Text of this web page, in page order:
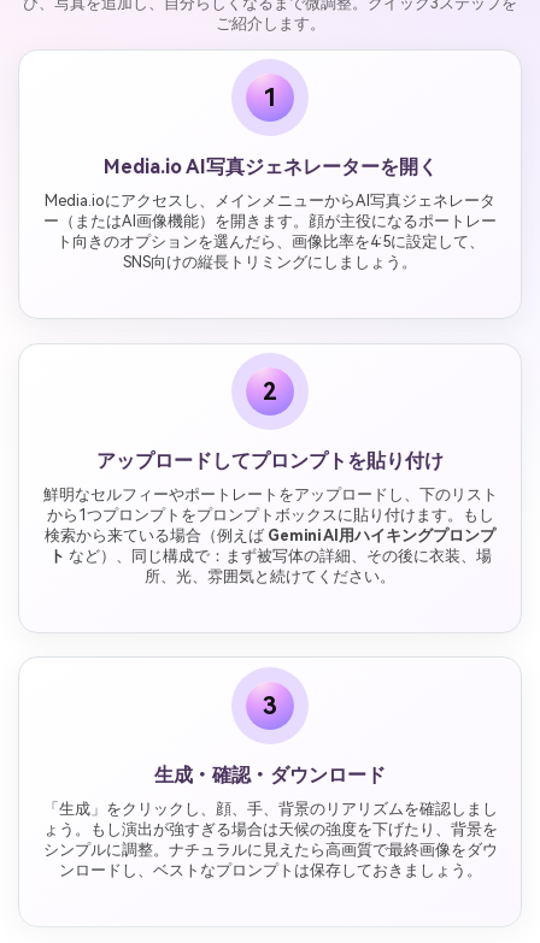
ご紹介します。
1
Media.io AI写真ジェネレーターを開く
Media.ioにアクセスし、メインメニューからAI写真ジェネレータ
ー（またはAI画像機能）を開きます。顔が主役になるポートレー
ト向きのオプションを選んだら、画像比率を4:5に設定して、
SNS向けの縦長トリミングにしましょう。
2
アップロードしてプロンプトを貼り付け
鮮明なセルフィーやポートレートをアップロードし、下のリスト
から1つプロンプトをプロンプトボックスに貼り付けます。もし
検索から来ている場合（例えば Gemini AI用ハイキングプロンプ
ト など）、同じ構成で：まず被写体の詳細、その後に衣装、場
所、光、雰囲気と続けてください。
3
生成・確認・ダウンロード
「生成」をクリックし、顔、手、背景のリアリズムを確認しまし
ょう。もし演出が強すぎる場合は天候の強度を下げたり、背景を
シンプルに調整。ナチュラルに見えたら高画質で最終画像をダウ
ンロードし、ベストなプロンプトは保存しておきましょう。